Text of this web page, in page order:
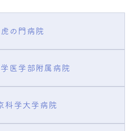
虎の門病院
医学部附属病院
科学大学病院